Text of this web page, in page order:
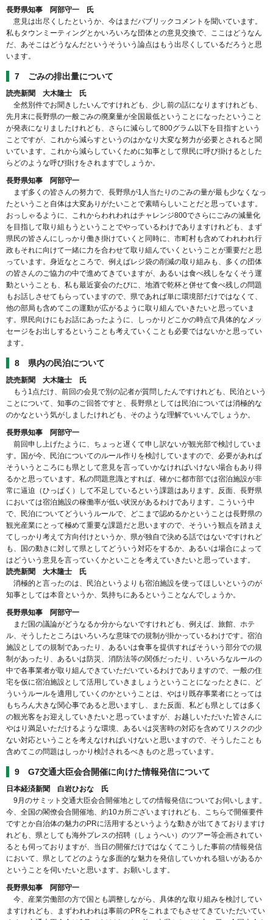
長野県知事 阿部守一 氏
意見は出尽くしたというか、今はまだパブリックコメントを聞いています。
私もタウンミーティングとかいろいろな団体との意見交換で、ここはどうなん
だ、あそこはどうなんだというそういう論点はもう出尽くしているだろうと思
います。
7 ごみの排出量について
読売新聞 大木隆士 氏
全然別件でお聞きしたいんですけれども、少し前の話になりますけれども、
先月末に長野県の一般ごみの廃棄量が全国最低ということになったということ
が発表になりましたけれども、さらに減らして800グラム以下を目指すという
ことですが、これから減らすというのはかなり大変な努力が必要とされると聞
いています。これから減らしていくために知事として県民に呼び掛けるとした
らどのような呼び掛けをされますでしょうか。
長野県知事 阿部守一
まず多くの皆さんの努力で、長野県が1人当たりのごみの量が最も少なくなっ
たということ自体は大変ありがたいことで素晴らしいことだと思っています。
おっしゃるように、これからわれわれはチャレンジ800でさらにごみの減量化
を目指して取り組もうということでやっているわけでありますけれども、まず
県民の皆さんにしっかり働き掛けていくと同時に、市町村も含めてわれわれ行
政もそれに向けて一緒に力を合わせて取り組んでいくということが重要だと思
っています。身近なところで、例えばレジ袋の削減の取り組みも、多くの団体
の皆さんのご協力の中で進めてきていますが、あるいは食べ残しをなくそう運
動ということも、私も最近宴会のたびに、地酒で乾杯と併せて食べ残しの問題
もお話しさせてもらっていますので、県であれば単に環境部だけではなくて、
他の部局も含めてこの運動が広がるように取り組んでいきたいと思っていま
す。県民向けにもお話にあったように、しっかりどこかの時点で具体的なメッ
セージをお出しするということも考えていくことも必要ではないかと思ってい
ます。
8 県内の民泊について
読売新聞 大木隆士 氏
もう1点だけ、前回の会見で別の記者が質問したんですけれども、民泊という
ことについて、知事のご回答ですと、長野県としては民泊については消極的な
のかなという気がしましたけれども、そのような理解でいいんでしょうか。
長野県知事 阿部守一
前回申し上げたように、ちょっと遅くて申し訳ないが観光部で検討していま
す。国が今、民泊についてのルール作りを検討していますので、必要があれば
そういうところにも県として意見を言っていかなければいけない場合もあり得
るかと思っています。私の問題意識とすれば、確かに都市部では宿泊施設が非
常に逼迫（ひっぱく）して不足しているという課題はあります。反面、長野県
においては宿泊施設の稼働率が低い状況があるわけであります。こういう中
で、民泊についてどういうルールで、どこまで認めるかということは長野県の
観光産業にとって極めて重要な課題だと思いますので、そういう観点を踏まえ
てしっかり考えて方向付けというか、県が独自で決める話ではないですけれど
も、国の動きに対して県としてどういう対応をするか、あるいは場合によって
はどういう意見を言っていくかといことを考えていきたいと思っています。
読売新聞 大木隆士 氏
消極的と言ったのは、民泊というよりも宿泊施設を使ってほしいというのが
知事としては本音というか、気持ちにあるということなんでしょうか。
長野県知事 阿部守一
まだ国の議論がどうなるか分からないですけれども、例えば、旅館、ホテ
ル、そうしたところはいろいろな意味での規制が掛かっているわけです。宿泊
施設としての規制であったり、あるいは食事を提供すればそういう部分での規
制があったり、あるいは防災、消防法等の関係だったり、いろいろなルールの
中で各事業者が取り組んできていただいているわけでありますので、一般の住
宅を仮に宿泊施設として活用していきましょうということになったときに、ど
ういうルールを適用していくのかということは、やはり既存事業者にとっては
もちろん大きな関心事であると思いますし、また反面、私ども県としては多く
の観光客をお迎えしていきたいと思っていますが、お越しいただいた皆さんに
やはり満足いただけるような環境、あるいは災害時の対応を含めてリスクの少
ない対応ということを考えなければいけないと思いますので、そうしたことも
含めてこの問題はしっかり検討されるべきものと思っています。
9 G7交通大臣会合開催に向けた情報発信について
日本経済新聞 白岩ひおな 氏
9月のサミット交通大臣会合開催地としての情報発信についてお伺いします。
今、全国の閣僚会合開催地、約10カ所ございますけれども、こちらで開催要件
ですとか自治体の魅力のPRに活用するというような動きが出てきておりますけ
れども、県としても海外プレスの招聘（しょうへい）のツアー等企画されてい
るとも伺っておりますが、当日の開催だけではなくてこうした事前の情報発信
において、県としてどのような多面的な魅力を発信していかれる狙いがあるか
ということを伺いたいと思います。お願いします。
長野県知事 阿部守一
今、産業労働部の方で国とも調整しながら、具体的な取り組みを検討してい
ますけれども、まずわれわれは事前のPRをこれまでもさせてきていただいてい